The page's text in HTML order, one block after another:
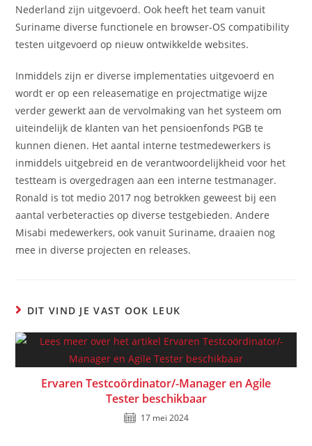
Nederland zijn uitgevoerd. Ook heeft het team vanuit
Suriname diverse functionele en browser-OS compatibility
testen uitgevoerd op nieuw ontwikkelde websites.
Inmiddels zijn er diverse implementaties uitgevoerd en
wordt er op een releasematige en projectmatige wijze
verder gewerkt aan de vervolmaking van het systeem om
uiteindelijk de klanten van het pensioenfonds PGB te
kunnen dienen. Het aantal interne testmedewerkers is
inmiddels uitgebreid en de verantwoordelijkheid voor het
testteam is overgedragen aan een interne testmanager.
Ronald is tot medio 2017 nog betrokken geweest bij een
aantal verbeteracties op diverse testgebieden. Andere
Misabi medewerkers, ook vanuit Suriname, draaien nog
mee in diverse projecten en releases.
DIT VIND JE VAST OOK LEUK
Ervaren Testcoördinator/-Manager en Agile
Tester beschikbaar
17 mei 2024